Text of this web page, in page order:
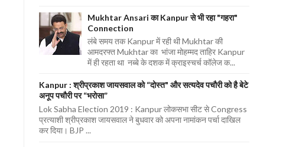
Mukhtar Ansari का Kanpur से भी रहा "गहरा"
Connection
लंबे समय तक Kanpur में रही थी Mukhtar की
आमदरफ्त Mukhtar का भांजा मोहम्मद ताहिर Kanpur
में ही रहता था नब्बे के दशक में क्राइस्चर्च कॉलेज क...
Kanpur : श्रीप्रकाश जायसवाल को “दोस्त" और सत्यदेव पचौरी को है बेटे
अनूप पचौरी पर “भरोसा”
Lok Sabha Election 2019 : Kanpur लोकसभा सीट से Congress
प्रत्याशी श्रीप्रकाश जायसवाल ने बुधवार को अपना नामांकन पर्चा दाखिल
कर दिया। BJP ...